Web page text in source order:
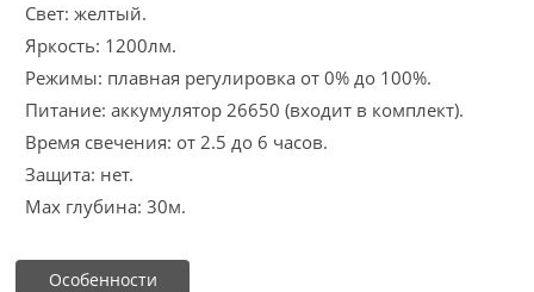
Свет: желтый.
Яркость: 1200лм.
Режимы: плавная регулировка от 0% до 100%.
Питание: аккумулятор 26650 (входит в комплект).
Время свечения: от 2.5 до 6 часов.
Защита: нет.
Max глубина: 30м.
Особенности